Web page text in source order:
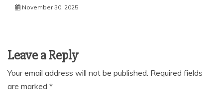
November 30, 2025
Leave a Reply
Your email address will not be published. Required fields
are marked *